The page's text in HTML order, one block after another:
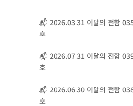
📬 2026.03.31 이달의 전함 035
📬 2026.07.31 이달의 전함 039
📬 2026.06.30 이달의 전함 038